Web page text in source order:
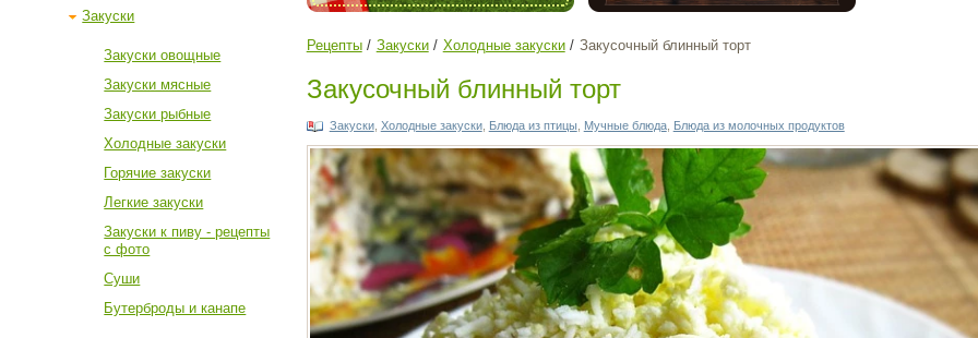
Закуски
Закуски овощные
Закуски мясные
Закуски рыбные
Холодные закуски
Горячие закуски
Легкие закуски
Закуски к пиву - рецепты
с фото
Суши
Бутерброды и канапе
Рецепты Закуски Холодные закуски Закусочный блинный торт
Закусочный блинный торт
Закуски, Холодные закуски, Блюда из птицы Мучные блюда, Блюда из молочных продуктов